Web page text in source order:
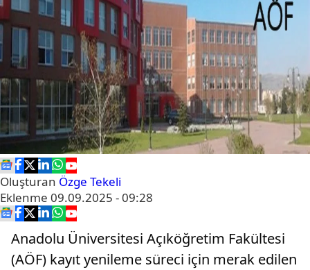
Oluşturan Özge Tekeli
Eklenme 09.09.2025 - 09:28
Anadolu Üniversitesi Açıköğretim Fakültesi
(AÖF) kayıt yenileme süreci için merak edilen